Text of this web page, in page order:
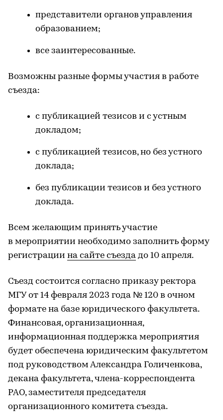
представители органов управления
образованием;
все заинтересованные.
Возможны разные формы участия в работе
съезда:
с публикацией тезисов и с устным
докладом;
с публикацией тезисов, но без устного
доклада;
без публикации тезисов и без устного
доклада.
Всем желающим принять участие
в мероприятии необходимо заполнить форму
регистрации на сайте съезда до 10 апреля.
Съезд состоится согласно приказу ректора
МГУ от 14 февраля 2023 года № 120 в очном
формате на базе юридического факультета.
Финансовая, организационная,
информационная поддержка мероприятия
будет обеспечена юридическим факультетом
под руководством Александра Голиченкова,
декана факультета, члена-корреспондента
РАО, заместителя председателя
организационного комитета съезда.